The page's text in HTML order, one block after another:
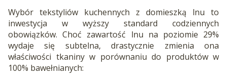
Wybór tekstyliów kuchennych z domieszką lnu to
inwestycja w wyższy standard codziennych
obowiązków. Choć zawartość lnu na poziomie 29%
wydaje się subtelna, drastycznie zmienia ona
właściwości tkaniny w porównaniu do produktów w
100% bawełnianych: